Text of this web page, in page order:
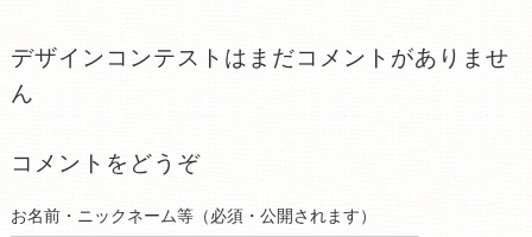
デザインコンテストはまだコメントがありませ
ん
コメントをどうぞ
お名前・ニックネーム等（必須・公開されます）